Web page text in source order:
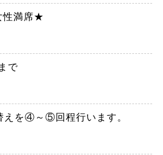
性満席★
で
を④～⑤回程行います。